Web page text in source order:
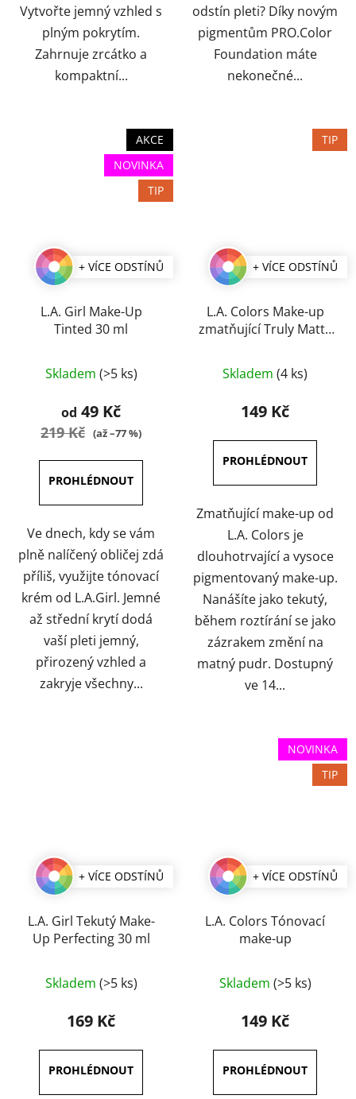
Vytvořte jemný vzhled s
plným pokrytím.
Zahrnuje zrcátko a
kompaktní...
odstín pleti? Díky novým
pigmentům PRO.Color
Foundation máte
nekonečné...
AKCE
NOVINKA
TIP
+ VÍCE ODSTÍNŮ
L.A. Girl Make-Up
Tinted 30 ml
hodnocení
produktu
5
hvězdiček.
Skladem (>5 ks)
od 49 Kč
219 Kč (až –77 %)
Ve dnech, kdy se vám
plně nalíčený obličej zdá
příliš, využijte tónovací
krém od L.A.Girl. Jemné
až střední krytí dodá
vaší pleti jemný,
přirozený vzhled a
zakryje všechny...
TIP
+ VÍCE ODSTÍNŮ
L.A. Colors Make-up
zmatňující Truly Matte
hodnocení
produktu
3,8
z
5
hvězdiček.
Skladem (4 ks)
149 Kč
Zmatňující make-up od
L.A. Colors je
dlouhotrvající a vysoce
pigmentovaný make-up.
Nanášíte jako tekutý,
během roztírání se jako
zázrakem změní na
matný pudr. Dostupný
ve 14...
+ VÍCE ODSTÍNŮ
L.A. Girl Tekutý Make-
Up Perfecting 30 ml
hodnocení
produktu
4,5
z
Skladem (>5 ks)
169 Kč
NOVINKA
TIP
+ VÍCE ODSTÍNŮ
L.A. Colors Tónovací
make-up
Skladem (>5 ks)
149 Kč